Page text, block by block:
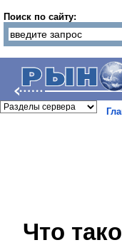
Поиск по сайту:
Что